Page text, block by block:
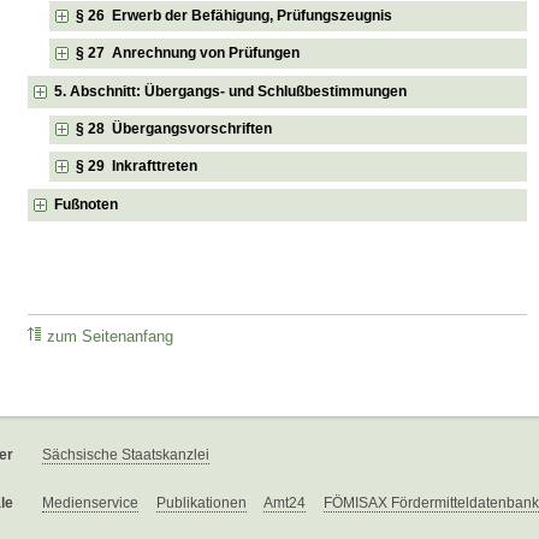
§ 26 Erwerb der Befähigung, Prüfungszeugnis
§ 27 Anrechnung von Prüfungen
5. Abschnitt: Übergangs- und Schlußbestimmungen
§ 28 Übergangsvorschriften
§ 29 Inkrafttreten
Fußnoten
zum Seitenanfang
Sächsische Staatskanzlei
Medienservice Publikationen Amt24 FÖMISAX Fördermitteldatenbank